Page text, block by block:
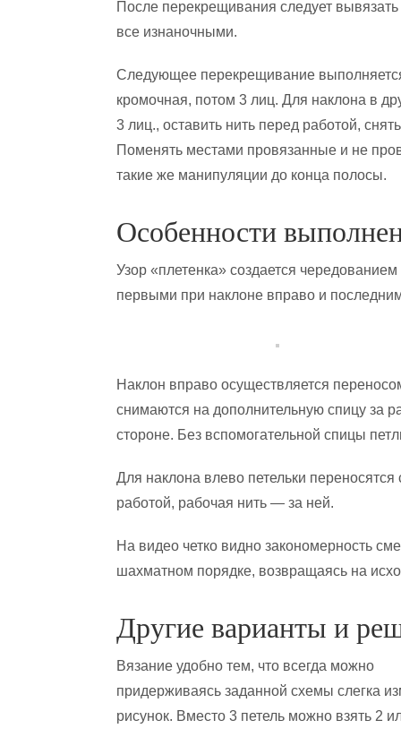
После перекрещивания следует
все изнаночными.
Следующее перекрещивание
кромочная, потом 3 лиц. Для наклона в
3 лиц., оставить нить перед работой,
Поменять местами провязанные и не
такие же манипуляции до конца полосы.
Особенности
Узор «плетенка» создается
первыми при наклоне вправо и
Наклон вправо осуществляется
снимаются на дополнительную спицу за
стороне. Без вспомогательной спицы
Для наклона влево петельки
работой, рабочая нить — за ней.
На видео четко видно закономерность
шахматном порядке, возвращаясь на
Другие варианты и
Вязание удобно тем, что всегда можно
придерживаясь заданной схемы слегка
рисунок. Вместо 3 петель можно взять 2